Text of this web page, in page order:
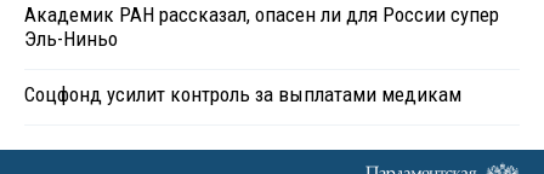
Академик РАН рассказал, опасен ли для России супер
Эль-Ниньо
Соцфонд усилит контроль за выплатами медикам